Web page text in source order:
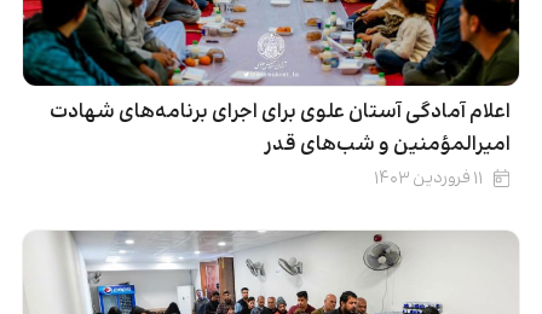
اعلام آمادگی آستان علوی برای اجرای برنامه‌های شهادت
امیرالمؤمنین و شب‌های قدر
۱۱ فروردین ۱۴۰۳